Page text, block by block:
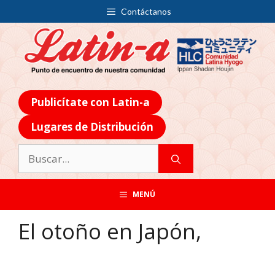
Contáctanos
Publicítate con Latin-a
Lugares de Distribución
MENÚ
El otoño en Japón,